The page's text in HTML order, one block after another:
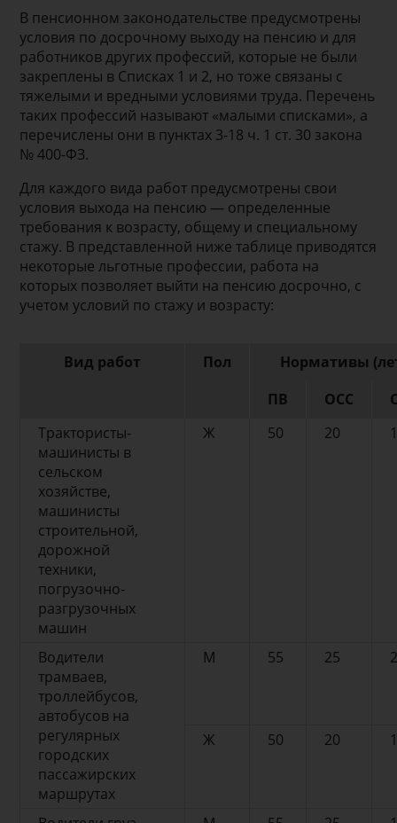
В пенсионном законодательстве предусмотрены
условия по досрочному выходу на пенсию и для
работников других профессий, которые не были
закреплены в Списках 1 и 2, но тоже связаны с
тяжелыми и вредными условиями труда. Перечень
таких профессий называют «малыми списками», а
перечислены они в пунктах 3-18 ч. 1 ст. 30 закона
№ 400-ФЗ.
Для каждого вида работ предусмотрены свои
условия выхода на пенсию — определенные
требования к возрасту, общему и специальному
стажу. В представленной ниже таблице приводятся
некоторые льготные профессии, работа на
которых позволяет выйти на пенсию досрочно, с
учетом условий по стажу и возрасту:
Вид работ Пол
Нормативы
ПВ
ОСС
Трактористы-
машинисты в
сельском
хозяйстве,
машинисты
строительной,
дорожной
техники,
погрузочно-
разгрузочных
машин
Ж 50 20
Водители
трамваев,
троллейбусов,
автобусов на
регулярных
городских
пассажирских
маршрутах
М 55 25
Ж 50 20